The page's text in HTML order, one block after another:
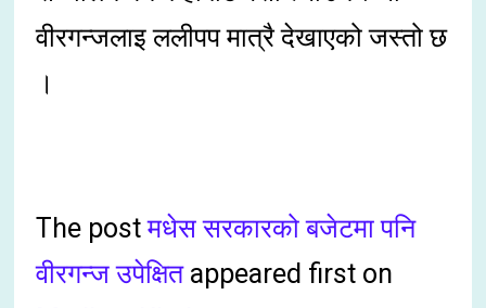
वीरगन्जलाइ ललीपप मात्रै देखाएको जस्तो छ
।
The postमधेस सरकारको बजेटमा पनि
वीरगन्ज उपेक्षितappeared first on